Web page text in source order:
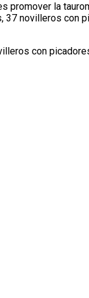
promover la
37 novilleros con
con